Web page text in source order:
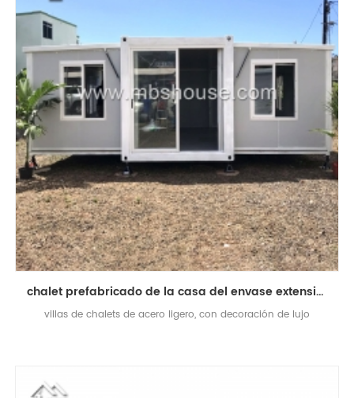
chalet prefabricado de la casa del envase extensible de acero ligero
villas de chalets de acero ligero, con decoración de lujo